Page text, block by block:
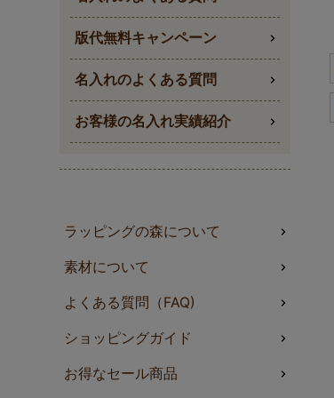
版代無料キャンペーン
名入れのよくある質問
お客様の名入れ実績紹介
ラッピングの森について
素材について
よくある質問（FAQ)
ショッピングガイド
お得なセール商品